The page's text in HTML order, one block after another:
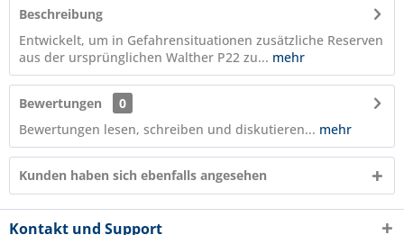
Beschreibung
Entwickelt, um in Gefahrensituationen zusätzliche Reserven
aus der ursprünglichen Walther P22 zu... mehr
Bewertungen
0
Bewertungen lesen, schreiben und diskutieren... mehr
Kunden haben sich ebenfalls angesehen
Kontakt und Support